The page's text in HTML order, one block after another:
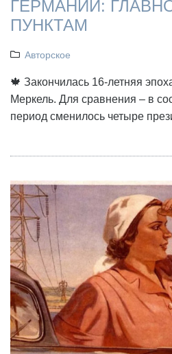
ГЕРМАНИИ:
ПУНКТАМ
Авторское
🍁 Закончилась 16-летняя
Меркель. Для сравнения – в
период сменилось четыре